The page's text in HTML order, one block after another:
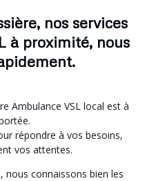
nos services
à proximité, nous
Ambulance VSL local est à
répondre à vos besoins,
vos attentes.
nous connaissons bien les